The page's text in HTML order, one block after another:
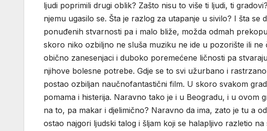
ljudi poprimili drugi oblik? Zašto nisu to više ti ljudi, ti
njemu ugasilo se. Šta je razlog za utapanje u sivilo? I šta se
ponuđenih stvarnosti pa i malo bliže, možda odmah
skoro niko ozbiljno ne sluša muziku ne ide u pozorište ili ne
obično zanesenjaci i duboko poremećene ličnosti pa
njihove bolesne potrebe. Gdje se to svi užurbano i
postao ozbiljan naučnofantastični film. U skoro svakom
pomama i histerija. Naravno tako je i u Beogradu, i u ovom
na to, pa makar i djelimično? Naravno da ima, zato je tu a
ostao najgori ljudski talog i šljam koji se halapljivo razletio